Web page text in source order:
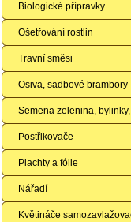
Biologické přípravky
Ošetřování rostlin
Travní směsi
Osiva, sadbové brambory
Semena zelenina,
Postřikovače
Plachty a fólie
Nářadí
Květináče